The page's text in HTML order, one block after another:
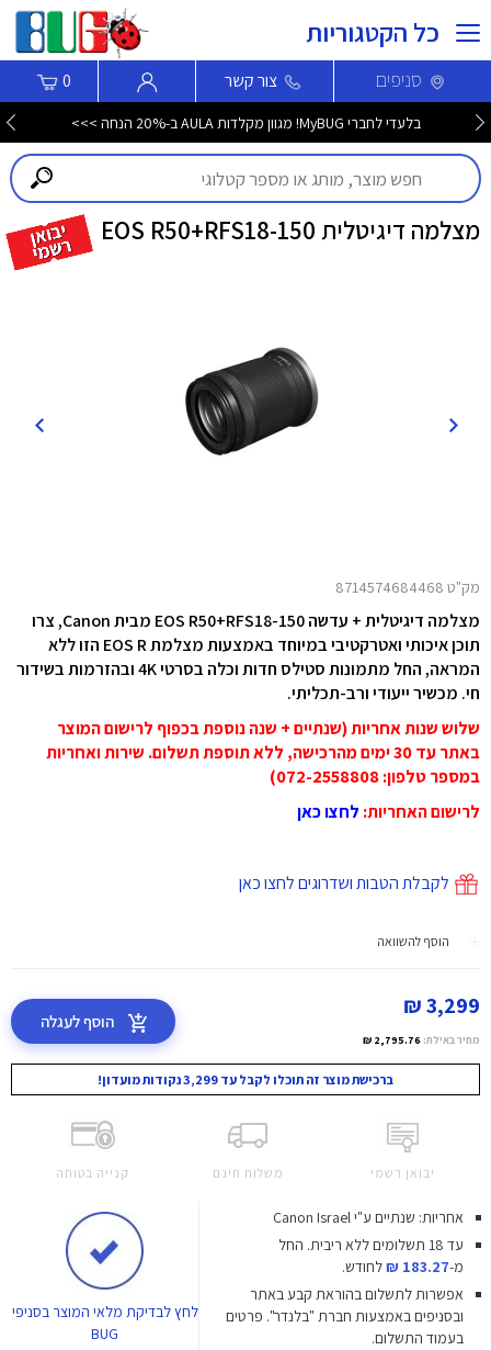
כל הקטגוריות
סניפים צור קשר 0
בלעדי לחברי MyBUG! מגוון מקלדות AULA ב-20% הנחה >>>
מצלמה דיגיטלית EOS R50+RFS18-150
מק"ט 8714574684468
מצלמה דיגיטלית + עדשה EOS R50+RFS18-150 מבית Canon, צרו
תוכן איכותי ואטרקטיבי במיוחד באמצעות מצלמת EOS R הזו ללא
המראה, החל מתמונות סטילס חדות וכלה בסרטי 4K ובהזרמות בשידור
חי. מכשיר ייעודי ורב-תכליתי.
שלוש שנות אחריות (שנתיים + שנה נוספת בכפוף לרישום המוצר
באתר עד 30 ימים מהרכישה, ללא תוספת תשלום. שירות ואחריות
במספר טלפון: 072-2558808)
לרישום האחריות: לחצו כאן
לקבלת הטבות ושדרוגים לחצו כאן
הוסף להשוואה
3,299 ₪
מחיר באילת: 2,795.76 ₪
הוסף לעגלה
ברכישת מוצר זה תוכלו לקבל עד 3,299 נקודות מועדון!
יבואן רשמי משלוח חינם קנייה בטוחה
אחריות: שנתיים ע"י Canon Israel
עד 18 תשלומים ללא ריבית.
החל
מ-183.27 ₪
לחודש.
אפשרות לתשלום בהוראת קבע באתר
ובסניפים באמצעות חברת "בלנדר". פרטים
בעמוד התשלום.
לחץלבדיקת מלאי המוצר בסניפי
BUG